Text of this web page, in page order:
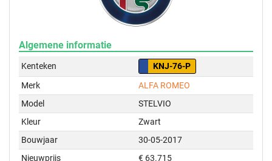
Algemene informatie
Kenteken
KNJ-76-P
Merk
ALFA ROMEO
Model
STELVIO
Kleur
Zwart
Bouwjaar
30-05-2017
Nieuwprijs
€ 63.715